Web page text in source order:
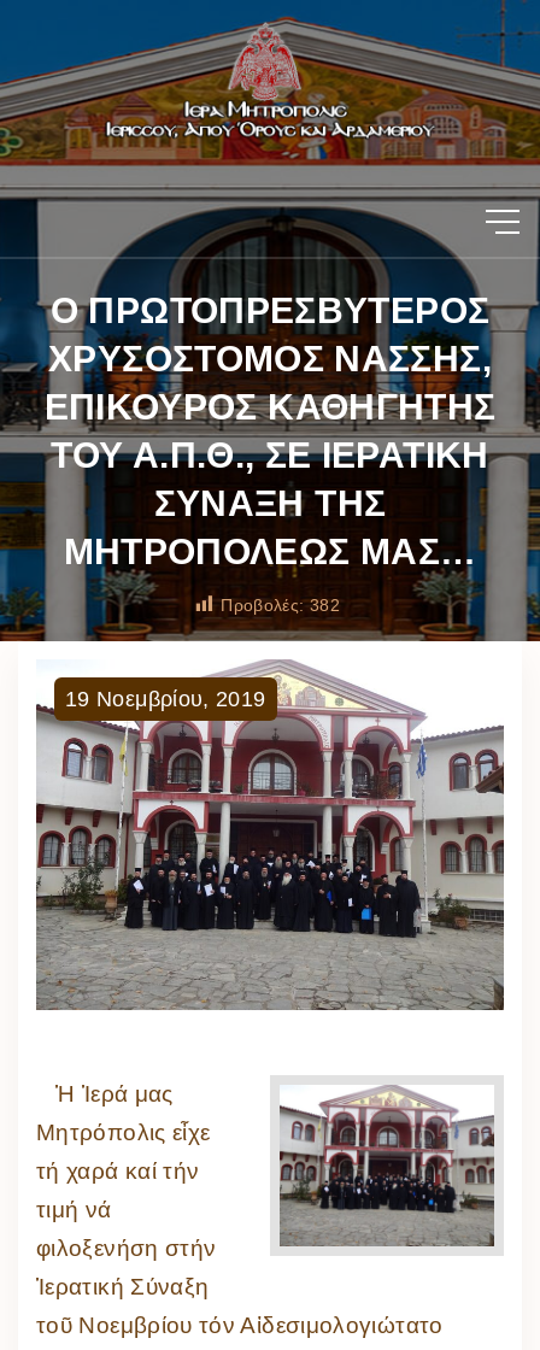
Ο ΠΡΩΤΟΠΡΕΣΒΥΤΕΡΟΣ
ΧΡΥΣΟΣΤΟΜΟΣ ΝΑΣΣΗΣ,
ΕΠΙΚΟΥΡΟΣ ΚΑΘΗΓΗΤΗΣ
ΤΟΥ Α.Π.Θ., ΣΕ ΙΕΡΑΤΙΚΗ
ΣΥΝΑΞΗ ΤΗΣ
ΜΗΤΡΟΠΟΛΕΩΣ ΜΑΣ…
Προβολές: 382
19 Νοεμβρίου, 2019
Ἡ Ἱερά μας
Μητρόπολις εἶχε
τή χαρά καί τήν
τιμή νά
φιλοξενήση στήν
Ἱερατική Σύναξη
τοῦ Νοεμβρίου τόν Αἰδεσιμολογιώτατο